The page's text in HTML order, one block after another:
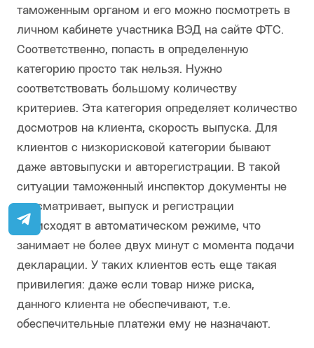
таможенным органом и его можно посмотреть в
личном кабинете участника ВЭД на сайте ФТС.
Соответственно, попасть в определенную
категорию просто так нельзя. Нужно
соответствовать большому количеству
критериев. Эта категория определяет количество
досмотров на клиента, скорость выпуска. Для
клиентов с низкорисковой категории бывают
даже автовыпуски и авторегистрации. В такой
ситуации таможенный инспектор документы не
просматривает, выпуск и регистрации
происходят в автоматическом режиме, что
занимает не более двух минут с момента подачи
декларации. У таких клиентов есть еще такая
привилегия: даже если товар ниже риска,
данного клиента не обеспечивают, т.е.
обеспечительные платежи ему не назначают.